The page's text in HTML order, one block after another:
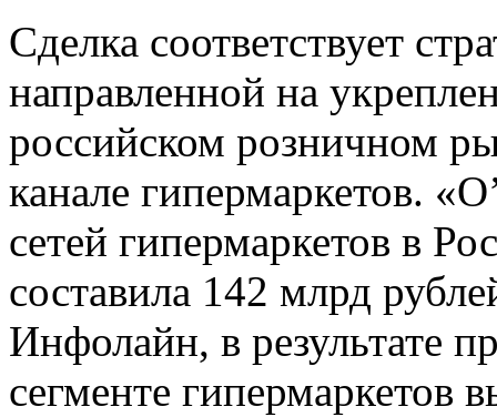
Сделка соответствует
направленной на
российском розничном
канале гипермаркетов.
сетей гипермаркетов в
составила 142 млрд
Инфолайн, в результате
сегменте гипермаркетов